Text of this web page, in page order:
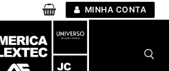
MINHA CONTA